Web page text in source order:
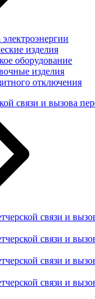
изделия
оборудование
изделия
отключения
связи и вызова
связи и
связи и
связи и
связи и